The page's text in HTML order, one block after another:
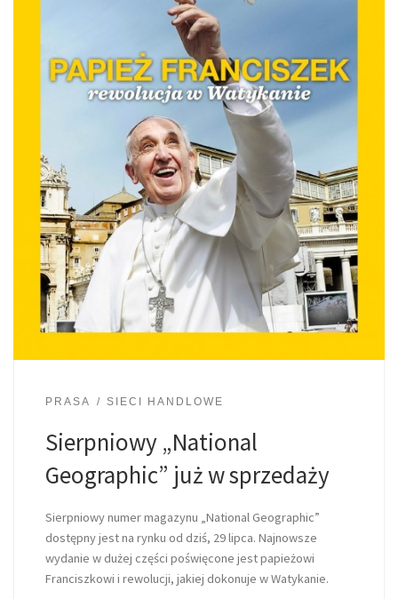
PRASA SIECI HANDLOWE
Sierpniowy „National
Geographic” już w sprzedaży
Sierpniowy numer magazynu „National Geographic”
dostępny jest na rynku od dziś, 29 lipca. Najnowsze
wydanie w dużej części poświęcone jest papieżowi
Franciszkowi i rewolucji, jakiej dokonuje w Watykanie.